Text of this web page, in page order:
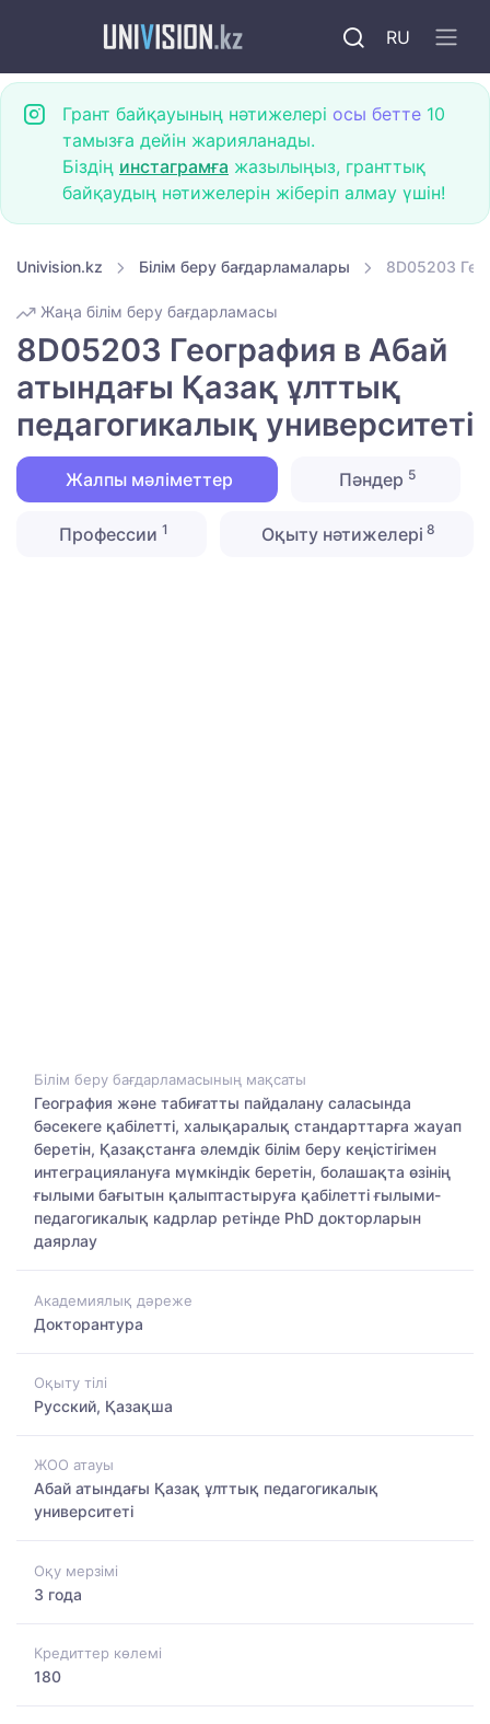
RU
Грант байқауының нәтижелері осы бетте 10
тамызға дейін жарияланады.
Біздің инстаграмға жазылыңыз, гранттық
байқаудың нәтижелерін жіберіп алмау үшін!
Univision.kz Білім беру бағдарламалары 8D05203
Жаңа білім беру бағдарламасы
8D05203 География в Абай
атындағы Қазақ ұлттық
педагогикалық университеті
Жалпы мәліметтер Пәндер 5
Профессии 1 Оқыту нәтижелері 8
Білім беру бағдарламасының мақсаты
География және табиғатты пайдалану саласында
бәсекеге қабілетті, халықаралық стандарттарға жауап
беретін, Қазақстанға әлемдік білім беру кеңістігімен
интеграциялануға мүмкіндік беретін, болашақта өзінің
ғылыми бағытын қалыптастыруға қабілетті ғылыми-
педагогикалық кадрлар ретінде PhD докторларын
даярлау
Академиялық дәреже
Докторантура
Оқыту тілі
Русский, Қазақша
ЖОО атауы
Абай атындағы Қазақ ұлттық педагогикалық
университеті
Оқу мерзімі
3 года
Кредиттер көлемі
180